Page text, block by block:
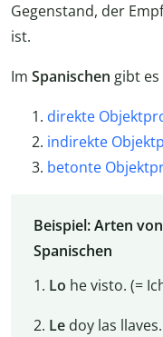
Gegenstand, der
ist.
Im Spanischen gibt
direkte
indirekte
betonte
Beispiel: Arten
Spanischen
1. Lo he visto. (=
2. Ledoy las